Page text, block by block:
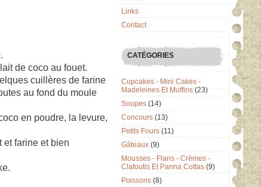
de coco au fouet.
cuillères de farine
au fond du moule
en poudre, la levure,
et farine et bien
Links
Contact
CATÉGORIES
Cupcakes - Mini Cakes -
Madeleines Et Muffins (23)
Soupes (14)
Concours (13)
Petits Fours (11)
Gâteaux (9)
Mousses - Flans - Crèmes -
Clafoutis Et Panna Cottas (9)
Poissons (8)